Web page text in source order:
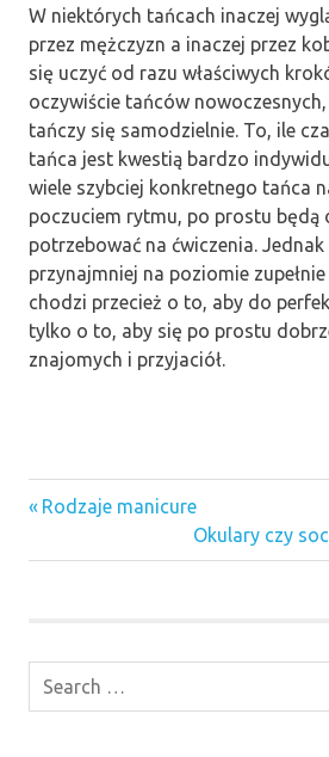
W niektórych tańcach inaczej
przez mężczyzn a inaczej przez
się uczyć od razu właściwych
oczywiście tańców
tańczy się samodzielnie. To, ile
tańca jest kwestią bardzo
wiele szybciej konkretnego tańca
poczuciem rytmu, po prostu będą
potrzebować na ćwiczenia.
przynajmniej na poziomie
chodzi przecież o to, aby do
tylko o to, aby się po prostu
znajomych i przyjaciół.
dzieci
Nawigacja
wpisu
Previous
Rodzaje manicure
Next
Post:
Okulary czy